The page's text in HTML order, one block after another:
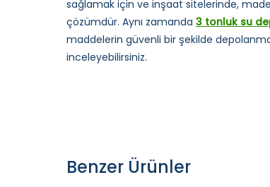
sağlamak için ve inşaat sitelerinde,
çözümdür. Aynı zamanda 3 tonluk su
maddelerin güvenli bir şekilde
inceleyebilirsiniz.
Benzer Ürünler